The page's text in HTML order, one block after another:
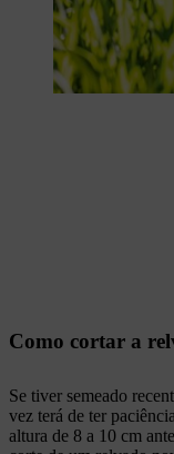
Como cortar a
Se tiver semeado
vez terá de ter
altura de 8 a 10 cm